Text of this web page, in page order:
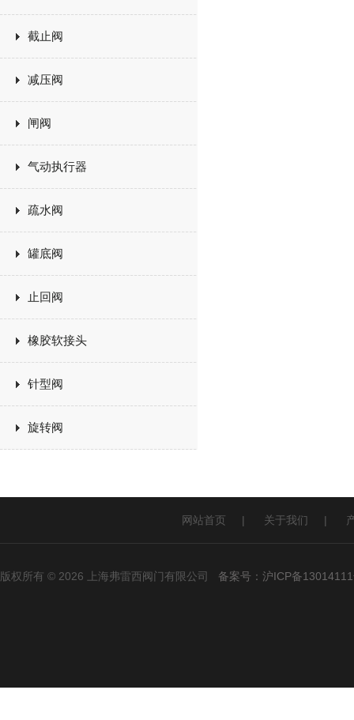
截止阀
减压阀
闸阀
气动执行器
疏水阀
罐底阀
止回阀
橡胶软接头
针型阀
旋转阀
网站首页 | 关于我们 |
版权所有 © 2026 上海弗雷西阀门有限公司 备案号：沪ICP备